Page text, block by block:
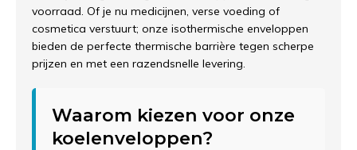
voorraad. Of je nu medicijnen, verse voeding of
cosmetica verstuurt; onze isothermische enveloppen
bieden de perfecte thermische barrière tegen scherpe
prijzen en met een razendsnelle levering.
Waarom kiezen voor onze
koelenveloppen?